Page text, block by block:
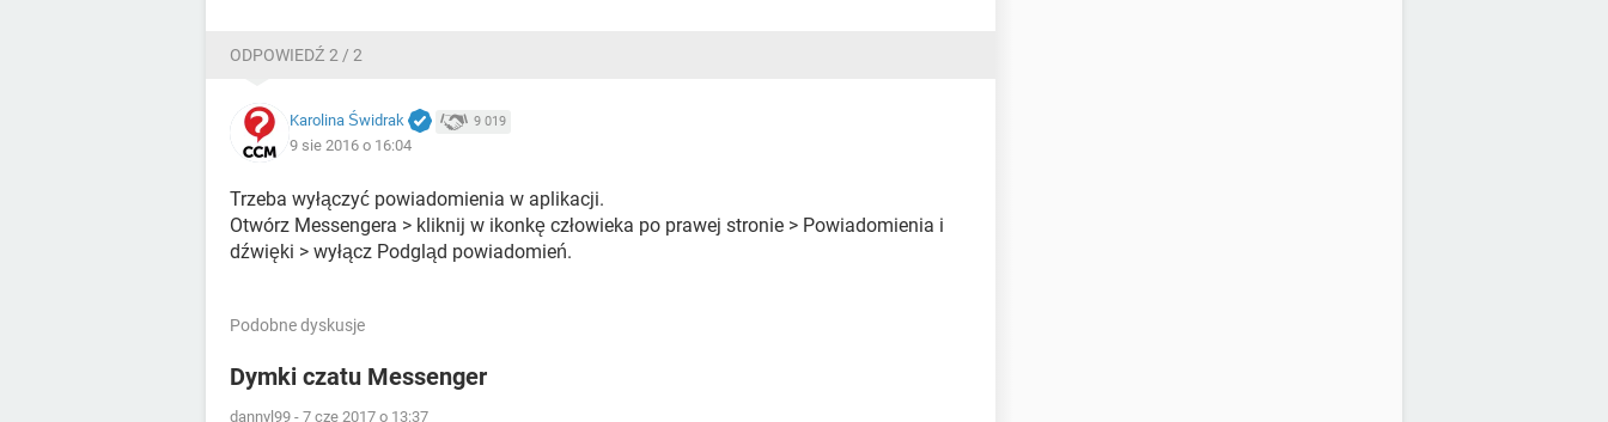
ODPOWIEDŹ 2 / 2
Karolina Świdrak 9 019
9 sie 2016 o 16:04
Trzeba wyłączyć powiadomienia w aplikacji.
Otwórz Messengera > kliknij w ikonkę człowieka po prawej stronie > Powiadomienia i
dźwięki > wyłącz Podgląd powiadomień.
Podobne dyskusje
Dymki czatu Messenger
dannyl99 - 7 cze 2017 o 13:37